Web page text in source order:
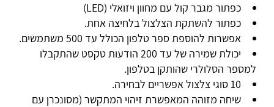
כפתור מגבר קול עם מחוון ויזואלי (LED)
כפתור להשתקת הצלצול בלחיצה אחת.
אפשרות להוספת ספר טלפון הכולל עד 500 משתמשים.
יכולת שמירה של עד 200 הודעות טקסט שהתקבלו
למספר הסלולרי שהותקן בטלפון.
10 סוגי צלצול אפשריים לבחירה.
שיחה מזוהה המאפשרת זיהוי המתקשר (מסונכרן עם